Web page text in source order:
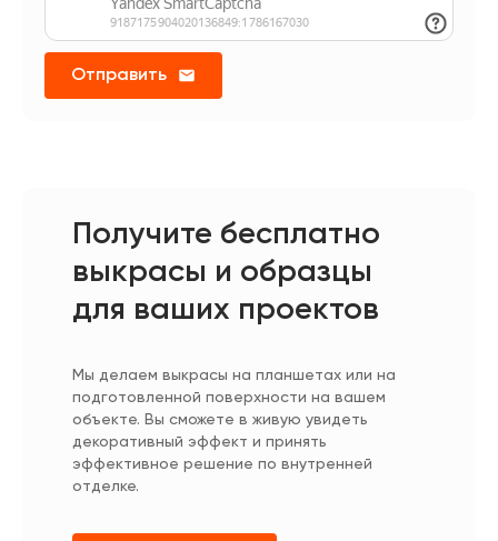
Отправить
Получите бесплатно
выкрасы и образцы
для ваших проектов
Мы делаем выкрасы на планшетах или на
подготовленной поверхности на вашем
объекте. Вы сможете в живую увидеть
декоративный эффект и принять
эффективное решение по внутренней
отделке.